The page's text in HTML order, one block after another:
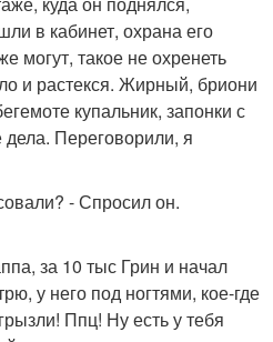
в кабинет, охрана его
могут, такое не охренеть
и растекся. Жирный, бриони
купальник, запонки с
дела. Переговорили, я
- Спросил он.
за 10 тыс Грин и начал
у него под ногтями, кое-где
Ппц! Ну есть у тебя